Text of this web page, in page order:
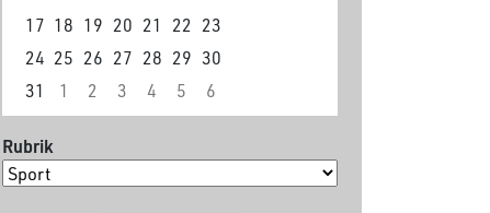
17 18 19 20 21 22 23
24 25 26 27 28 29 30
31
1 2 3 4 5 6
Rubrik